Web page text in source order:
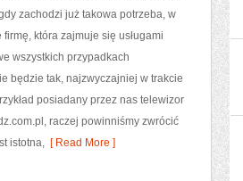
zachodzi już takowa potrzeba, w
która zajmuje się usługami
wszystkich przypadkach
będzie tak, najzwyczajniej w trakcie
posiadany przez nas telewizor
raczej powinniśmy zwrócić
istotna, [ Read More ]